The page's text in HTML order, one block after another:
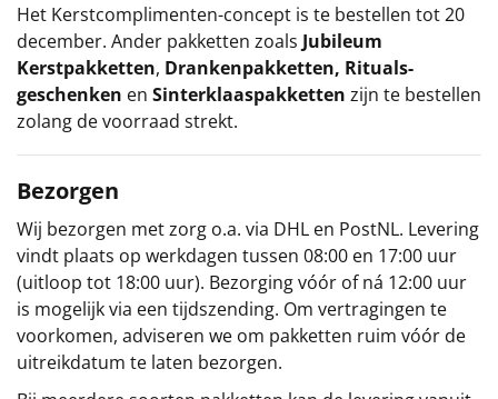
Het Kerstcomplimenten-concept is te bestellen tot 20
december. Ander pakketten zoals Jubileum
Kerstpakketten, Drankenpakketten, Rituals-
geschenken en Sinterklaaspakketten zijn te bestellen
zolang de voorraad strekt.
Bezorgen
Wij bezorgen met zorg o.a. via DHL en PostNL. Levering
vindt plaats op werkdagen tussen 08:00 en 17:00 uur
(uitloop tot 18:00 uur). Bezorging vóór of ná 12:00 uur
is mogelijk via een tijdszending. Om vertragingen te
voorkomen, adviseren we om pakketten ruim vóór de
uitreikdatum te laten bezorgen.